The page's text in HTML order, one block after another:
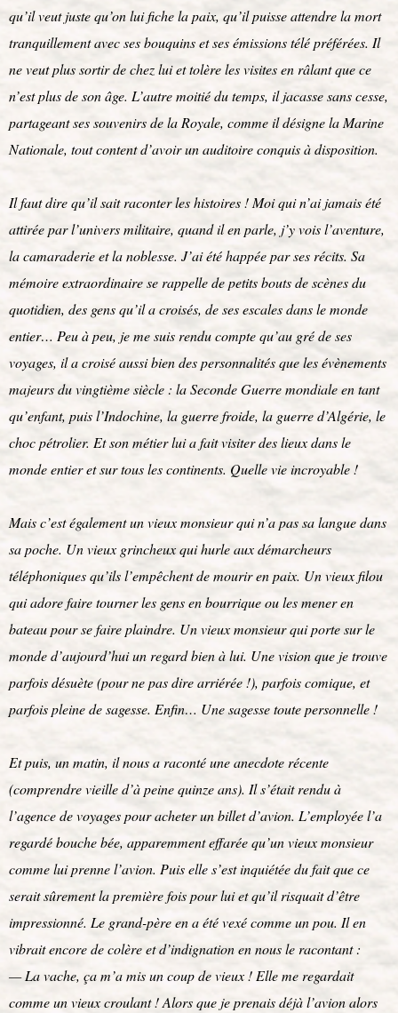
qu’il veut juste qu’on lui fiche la paix, qu’il puisse attendre la mort
tranquillement avec ses bouquins et ses émissions télé préférées. Il
ne veut plus sortir de chez lui et tolère les visites en râlant que ce
n’est plus de son âge. L’autre moitié du temps, il jacasse sans cesse,
partageant ses souvenirs de la Royale, comme il désigne la Marine
Nationale, tout content d’avoir un auditoire conquis à disposition.
Il faut dire qu’il sait raconter les histoires ! Moi qui n’ai jamais été
attirée par l’univers militaire, quand il en parle, j’y vois l’aventure,
la camaraderie et la noblesse. J’ai été happée par ses récits. Sa
mémoire extraordinaire se rappelle de petits bouts de scènes du
quotidien, des gens qu’il a croisés, de ses escales dans le monde
entier… Peu à peu, je me suis rendu compte qu’au gré de ses
voyages, il a croisé aussi bien des personnalités que les évènements
majeurs du vingtième siècle : la Seconde Guerre mondiale en tant
qu’enfant, puis l’Indochine, la guerre froide, la guerre d’Algérie, le
choc pétrolier. Et son métier lui a fait visiter des lieux dans le
monde entier et sur tous les continents. Quelle vie incroyable !
Mais c’est également un vieux monsieur qui n’a pas sa langue dans
sa poche. Un vieux grincheux qui hurle aux démarcheurs
téléphoniques qu’ils l’empêchent de mourir en paix. Un vieux filou
qui adore faire tourner les gens en bourrique ou les mener en
bateau pour se faire plaindre. Un vieux monsieur qui porte sur le
monde d’aujourd’hui un regard bien à lui. Une vision que je trouve
parfois désuète (pour ne pas dire arriérée !), parfois comique, et
parfois pleine de sagesse. Enfin… Une sagesse toute personnelle !
Et puis, un matin, il nous a raconté une anecdote récente
(comprendre vieille d’à peine quinze ans). Il s’était rendu à
l’agence de voyages pour acheter un billet d’avion. L’employée l’a
regardé bouche bée, apparemment effarée qu’un vieux monsieur
comme lui prenne l’avion. Puis elle s’est inquiétée du fait que ce
serait sûrement la première fois pour lui et qu’il risquait d’être
impressionné. Le grand-père en a été vexé comme un pou. Il en
vibrait encore de colère et d’indignation en nous le racontant :
— La vache, ça m’a mis un coup de vieux ! Elle me regardait
comme un vieux croulant ! Alors que je prenais déjà l’avion alors